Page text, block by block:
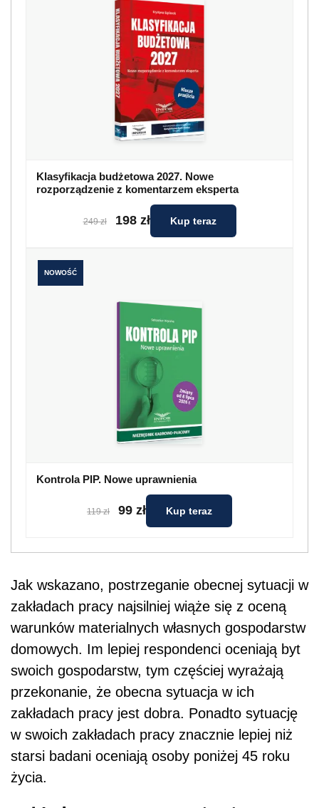
Klasyfikacja budżetowa 2027. Nowe
rozporządzenie z komentarzem eksperta
249 zł 198 zł Kup teraz
NOWOŚĆ
Kontrola PIP. Nowe uprawnienia
119 zł 99 zł Kup teraz
Jak wskazano, postrzeganie obecnej sytuacji w
zakładach pracy najsilniej wiąże się z oceną
warunków materialnych własnych gospodarstw
domowych. Im lepiej respondenci oceniają byt
swoich gospodarstw, tym częściej wyrażają
przekonanie, że obecna sytuacja w ich
zakładach pracy jest dobra. Ponadto sytuację
w swoich zakładach pracy znacznie lepiej niż
starsi badani oceniają osoby poniżej 45 roku
życia.